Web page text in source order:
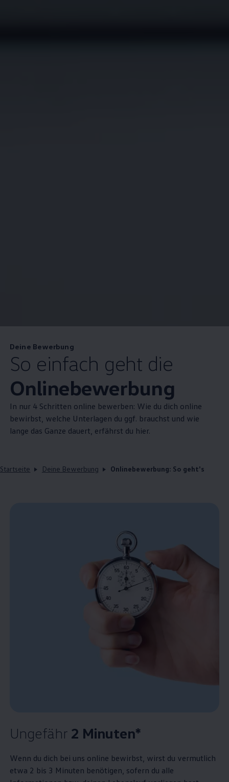
Deine Bewerbung
So einfach geht die
Onlinebewerbung
In nur 4 Schritten online bewerben: Wie du dich online
bewirbst, welche Unterlagen du ggf. brauchst und wie
lange das Ganze dauert, erfährst du hier.
Startseite Deine Bewerbung Onlinebewerbung: So geht's
Ungefähr 2 Minuten*
Wenn du dich bei uns online bewirbst, wirst du vermutlich
etwa 2 bis 3 Minuten benötigen, sofern du alle